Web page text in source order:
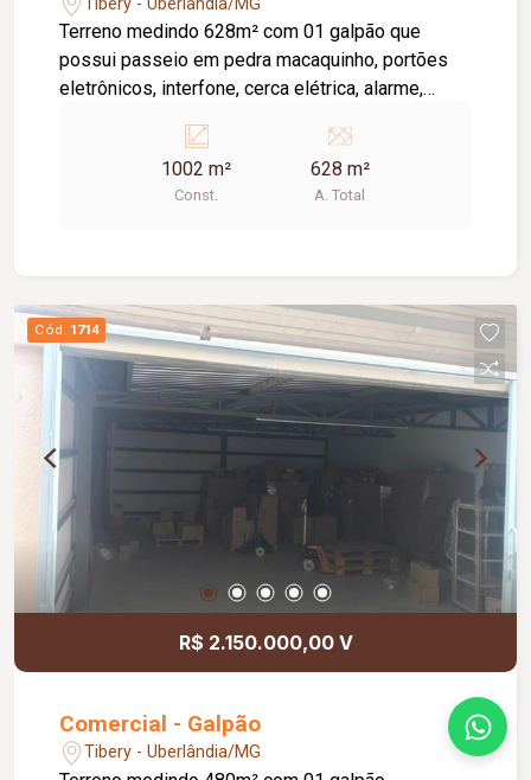
Terreno medindo 628m² com 01 galpão que
possui passeio em pedra macaquinho, portões
eletrônicos, interfone, cerca elétrica, alarme,
carros, recepção em 02 ambientes, sala de
reunião, salão técnico, cozinha, 02 banheiros,
outra sala. Subsolo com depósito (piso concreto
1002 m²
Const.
628 m²
A. Total
Cód. 1714
R$ 2.150.000,00 V
Comercial - Galpão
Tibery - Uberlândia/MG